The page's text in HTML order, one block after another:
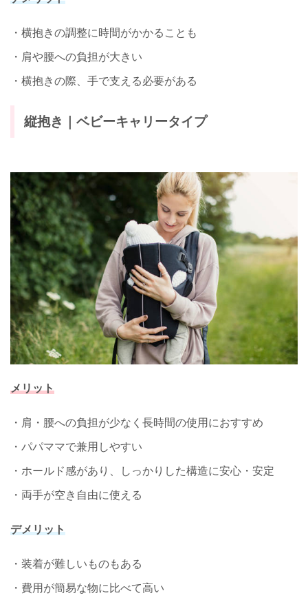
・横抱きの調整に時間がかかることも
・肩や腰への負担が大きい
・横抱きの際、手で支える必要がある
縦抱き｜ベビーキャリータイプ
メリット
・肩・腰への負担が少なく長時間の使用におすすめ
・パパママで兼用しやすい
・ホールド感があり、しっかりした構造に安心・安定
・両手が空き自由に使える
デメリット
・装着が難しいものもある
・費用が簡易な物に比べて高い